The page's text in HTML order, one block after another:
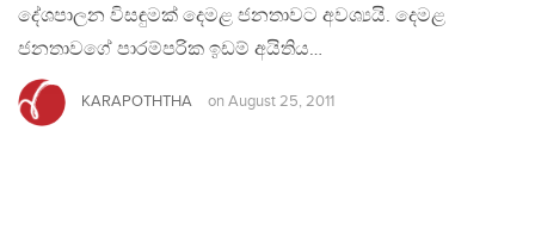
දේශපාලන විසඳුමක් දෙමළ ජනතාවට අවශ්‍යයි. දෙමළ
ජනතාවගේ පාරම්පරික ඉඩම් අයිතිය…
KARAPOTHTHA on August 25, 2011